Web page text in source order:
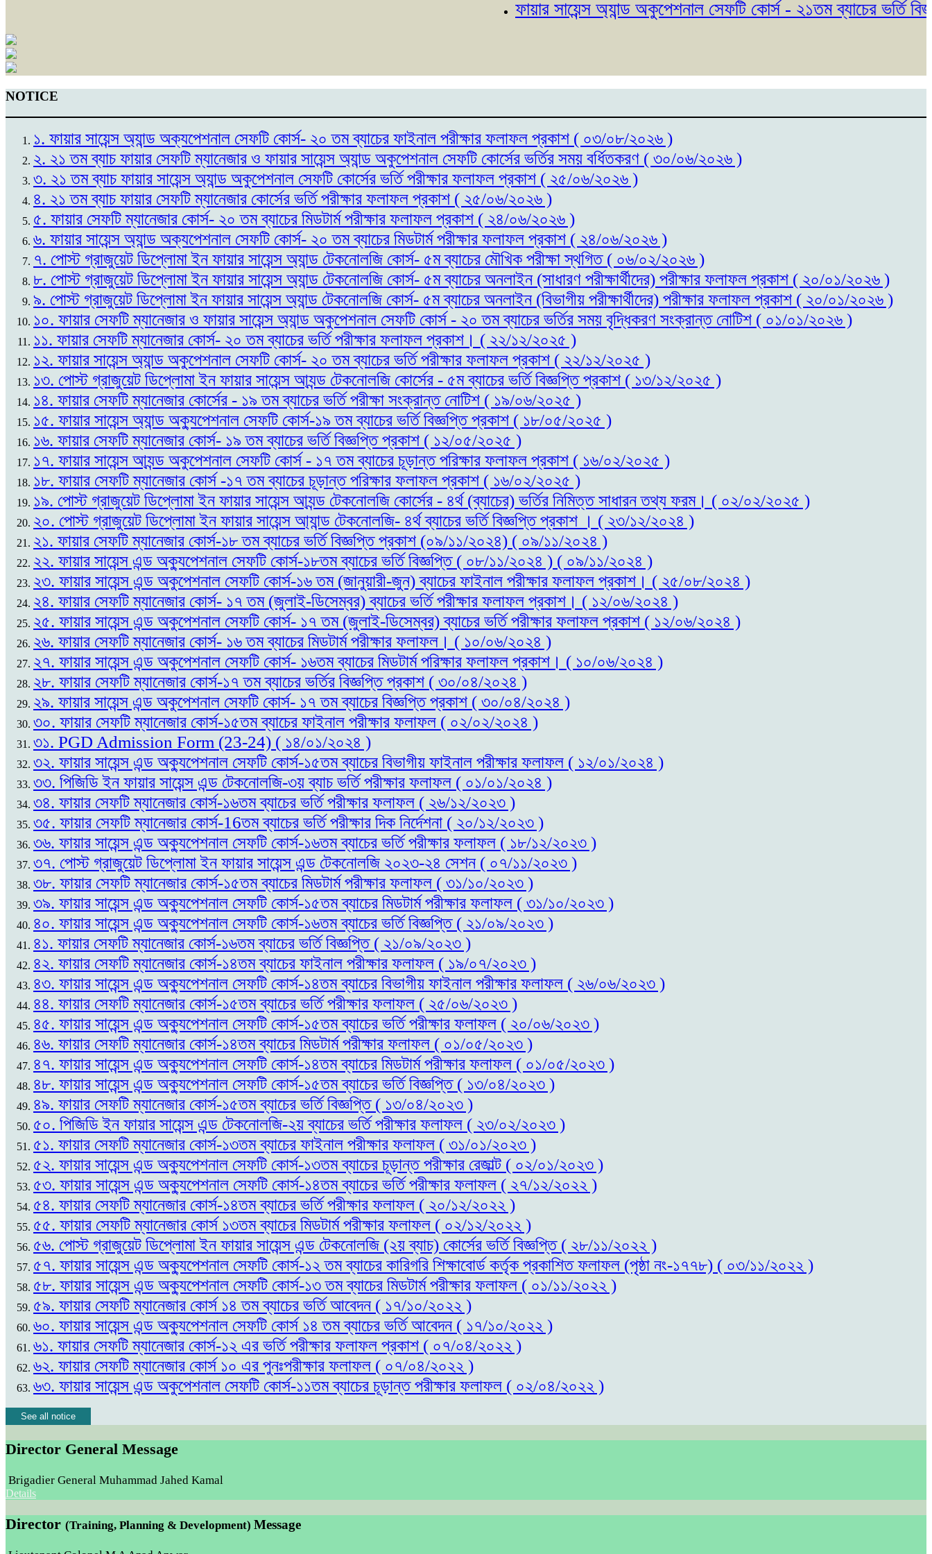
ফায়ার সায়েন্স অ্যান্ড অকুপেশনাল সেফটি কোর্স - ২১তম ব্যাচের ভর্তি
NOTICE
১. ফায়ার সায়েন্স অ্যান্ড অক্যপেশনাল সেফটি কোর্স- ২০ তম ব্যাচের ফাইনাল পরীক্ষার ফলাফল প্রকাশ ( ০৩/০৮/২০২৬ )
২. ২১ তম ব্যাচ ফায়ার সেফটি ম্যানেজার ও ফায়ার সায়েন্স অ্যান্ড অকুপেশনাল সেফটি কোর্সের ভর্তির সময় বর্ধিতকরণ ( ৩০/০৬/২০২৬ )
৩. ২১ তম ব্যাচ ফায়ার সায়েন্স অ্যান্ড অকুপেশনাল সেফটি কোর্সের ভর্তি পরীক্ষার ফলাফল প্রকাশ ( ২৫/০৬/২০২৬ )
৪. ২১ তম ব্যাচ ফায়ার সেফটি ম্যানেজার কোর্সের ভর্তি পরীক্ষার ফলাফল প্রকাশ ( ২৫/০৬/২০২৬ )
৫. ফায়ার সেফটি ম্যানেজার কোর্স- ২০ তম ব্যাচের মিডটার্ম পরীক্ষার ফলাফল প্রকাশ ( ২৪/০৬/২০২৬ )
৬. ফায়ার সায়েন্স অ্যান্ড অক্যপেশনাল সেফটি কোর্স- ২০ তম ব্যাচের মিডটার্ম পরীক্ষার ফলাফল প্রকাশ ( ২৪/০৬/২০২৬ )
৭. পোস্ট গ্রাজুয়েট ডিপ্লোমা ইন ফায়ার সায়েন্স অ্যান্ড টেকনোলজি কোর্স- ৫ম ব্যাচের মৌখিক পরীক্ষা স্থগিত ( ০৬/০২/২০২৬ )
৮. পোস্ট গ্রাজুয়েট ডিপ্লোমা ইন ফায়ার সায়েন্স অ্যান্ড টেকনোলজি কোর্স- ৫ম ব্যাচের অনলাইন (সাধারণ পরীক্ষার্থীদের) পরীক্ষার ফলাফল প্রকাশ ( ২০/০১/২০২৬ )
৯. পোস্ট গ্রাজুয়েট ডিপ্লোমা ইন ফায়ার সায়েন্স অ্যান্ড টেকনোলজি কোর্স- ৫ম ব্যাচের অনলাইন (বিভাগীয় পরীক্ষার্থীদের) পরীক্ষার ফলাফল প্রকাশ ( ২০/০১/২০২৬ )
১০. ফায়ার সেফটি ম্যানেজার ও ফায়ার সায়েন্স অ্যান্ড অকুপেশনাল সেফটি কোর্স - ২০ তম ব্যাচের ভর্তির সময় বৃদ্ধিকরণ সংক্রান্ত নোটিশ ( ০১/০১/২০২৬ )
১১. ফায়ার সেফটি ম্যানেজার কোর্স- ২০ তম ব্যাচের ভর্তি পরীক্ষার ফলাফল প্রকাশ। ( ২২/১২/২০২৫ )
১২. ফায়ার সায়েন্স অ্যান্ড অকুপেশনাল সেফটি কোর্স- ২০ তম ব্যাচের ভর্তি পরীক্ষার ফলাফল প্রকাশ ( ২২/১২/২০২৫ )
১৩. পোস্ট গ্রাজুয়েট ডিপ্লোমা ইন ফায়ার সায়েন্স আ্যন্ড টেকনোলজি কোর্সের - ৫ম ব্যাচের ভর্তি বিজ্ঞপ্তি প্রকাশ ( ১৩/১২/২০২৫ )
১৪. ফায়ার সেফটি ম্যানেজার কোর্সের - ১৯ তম ব্যাচের ভর্তি পরীক্ষা সংক্রান্ত নোটিশ ( ১৯/০৬/২০২৫ )
১৫. ফায়ার সায়েন্স অ্যান্ড অক্যুপেশনাল সেফটি কোর্স-১৯ তম ব্যাচের ভর্তি বিজ্ঞপ্তি প্রকাশ ( ১৮/০৫/২০২৫ )
১৬. ফায়ার সেফটি ম্যানেজার কোর্স- ১৯ তম ব্যাচের ভর্তি বিজ্ঞপ্তি প্রকাশ ( ১২/০৫/২০২৫ )
১৭. ফায়ার সায়েন্স আ্যন্ড অকুপেশনাল সেফটি কোর্স - ১৭ তম ব্যাচের চূড়ান্ত পরিক্ষার ফলাফল প্রকাশ ( ১৬/০২/২০২৫ )
১৮. ফায়ার সেফটি ম্যানেজার কোর্স -১৭ তম ব্যাচের চূড়ান্ত পরিক্ষার ফলাফল প্রকাশ ( ১৬/০২/২০২৫ )
১৯. পোস্ট গ্রাজুয়েট ডিপ্লোমা ইন ফায়ার সায়েন্স আ্যন্ড টেকনোলজি কোর্সের - ৪র্থ (ব্যাচের) ভর্তির নিমিত্ত সাধারন তথ্য ফরম। ( ০২/০২/২০২৫ )
২০. পোস্ট গ্রাজুয়েট ডিপ্লোমা ইন ফায়ার সায়েন্স আ্যান্ড টেকনোলজি- ৪র্থ ব্যাচের ভর্তি বিজ্ঞপ্তি প্রকাশ । ( ২৩/১২/২০২৪ )
২১. ফায়ার সেফটি ম্যানেজার কোর্স-১৮ তম ব্যাচের ভর্তি বিজ্ঞপ্তি প্রকাশ (০৯/১১/২০২৪) ( ০৯/১১/২০২৪ )
২২. ফায়ার সায়েন্স এন্ড অক্যুপেশনাল সেফটি কোর্স-১৮তম ব্যাচের ভর্তি বিজ্ঞপ্তি ( ০৮/১১/২০২৪ ) ( ০৯/১১/২০২৪ )
২৩. ফায়ার সায়েন্স এন্ড অকুপেশনাল সেফটি কোর্স-১৬ তম (জানুয়ারী-জুন) ব্যাচের ফাইনাল পরীক্ষার ফলাফল প্রকাশ। ( ২৫/০৮/২০২৪ )
২৪. ফায়ার সেফটি ম্যানেজার কোর্স- ১৭ তম (জুলাই-ডিসেম্বর) ব্যাচের ভর্তি পরীক্ষার ফলাফল প্রকাশ। ( ১২/০৬/২০২৪ )
২৫. ফায়ার সায়েন্স এন্ড অকুপেশনাল সেফটি কোর্স- ১৭ তম (জুলাই-ডিসেম্বর) ব্যাচের ভর্তি পরীক্ষার ফলাফল প্রকাশ ( ১২/০৬/২০২৪ )
২৬. ফায়ার সেফটি ম্যানেজার কোর্স- ১৬ তম ব্যাচের মিডটার্ম পরীক্ষার ফলাফল। ( ১০/০৬/২০২৪ )
২৭. ফায়ার সায়েন্স এন্ড অকুপেশনাল সেফটি কোর্স- ১৬তম ব্যাচের মিডটার্ম পরিক্ষার ফলাফল প্রকাশ। ( ১০/০৬/২০২৪ )
২৮. ফায়ার সেফটি ম্যানেজার কোর্স-১৭ তম ব্যাচের ভর্তির বিজ্ঞপ্তি প্রকাশ ( ৩০/০৪/২০২৪ )
২৯. ফায়ার সায়েন্স এন্ড অকুপেশনাল সেফটি কোর্স- ১৭ তম ব্যাচের বিজ্ঞপ্তি প্রকাশ ( ৩০/০৪/২০২৪ )
৩০. ফায়ার সেফটি ম্যানেজার কোর্স-১৫তম ব্যাচের ফাইনাল পরীক্ষার ফলাফল ( ০২/০২/২০২৪ )
৩১. PGD Admission Form (23-24) ( ১৪/০১/২০২৪ )
৩২. ফায়ার সায়েন্স এন্ড অক্যুপেশনাল সেফটি কোর্স-১৫তম ব্যাচের বিভাগীয় ফাইনাল পরীক্ষার ফলাফল ( ১২/০১/২০২৪ )
৩৩. পিজিডি ইন ফায়ার সায়েন্স এন্ড টেকনোলজি-৩য় ব্যাচ ভর্তি পরীক্ষার ফলাফল ( ০১/০১/২০২৪ )
৩৪. ফায়ার সেফটি ম্যানেজার কোর্স-১৬তম ব্যাচের ভর্তি পরীক্ষার ফলাফল ( ২৬/১২/২০২৩ )
৩৫. ফায়ার সেফটি ম্যানেজার কোর্স-16তম ব্যাচের ভর্তি পরীক্ষার দিক নির্দেশনা ( ২০/১২/২০২৩ )
৩৬. ফায়ার সায়েন্স এন্ড অক্যুপেশনাল সেফটি কোর্স-১৬তম ব্যাচের ভর্তি পরীক্ষার ফলাফল ( ১৮/১২/২০২৩ )
৩৭. পোস্ট গ্রাজুয়েট ডিপ্লোমা ইন ফায়ার সায়েন্স এন্ড টেকনোলজি ২০২৩-২৪ সেশন ( ০৭/১১/২০২৩ )
৩৮. ফায়ার সেফটি ম্যানেজার কোর্স-১৫তম ব্যাচের মিডটার্ম পরীক্ষার ফলাফল ( ৩১/১০/২০২৩ )
৩৯. ফায়ার সায়েন্স এন্ড অক্যুপেশনাল সেফটি কোর্স-১৫তম ব্যাচের মিডটার্ম পরীক্ষার ফলাফল ( ৩১/১০/২০২৩ )
৪০. ফায়ার সায়েন্স এন্ড অক্যুপেশনাল সেফটি কোর্স-১৬তম ব্যাচের ভর্তি বিজ্ঞপ্তি ( ২১/০৯/২০২৩ )
৪১. ফায়ার সেফটি ম্যানেজার কোর্স-১৬তম ব্যাচের ভর্তি বিজ্ঞপ্তি ( ২১/০৯/২০২৩ )
৪২. ফায়ার সেফটি ম্যানেজার কোর্স-১৪তম ব্যাচের ফাইনাল পরীক্ষার ফলাফল ( ১৯/০৭/২০২৩ )
৪৩. ফায়ার সায়েন্স এন্ড অক্যুপেশনাল সেফটি কোর্স-১৪তম ব্যাচের বিভাগীয় ফাইনাল পরীক্ষার ফলাফল ( ২৬/০৬/২০২৩ )
৪৪. ফায়ার সেফটি ম্যানেজার কোর্স-১৫তম ব্যাচের ভর্তি পরীক্ষার ফলাফল ( ২৫/০৬/২০২৩ )
৪৫. ফায়ার সায়েন্স এন্ড অক্যুপেশনাল সেফটি কোর্স-১৫তম ব্যাচের ভর্তি পরীক্ষার ফলাফল ( ২০/০৬/২০২৩ )
৪৬. ফায়ার সেফটি ম্যানেজার কোর্স-১৪তম ব্যাচের মিডটার্ম পরীক্ষার ফলাফল ( ০১/০৫/২০২৩ )
৪৭. ফায়ার সায়েন্স এন্ড অক্যুপেশনাল সেফটি কোর্স-১৪তম ব্যাচের মিডটার্ম পরীক্ষার ফলাফল ( ০১/০৫/২০২৩ )
৪৮. ফায়ার সায়েন্স এন্ড অক্যুপেশনাল সেফটি কোর্স-১৫তম ব্যাচের ভর্তি বিজ্ঞপ্তি ( ১৩/০৪/২০২৩ )
৪৯. ফায়ার সেফটি ম্যানেজার কোর্স-১৫তম ব্যাচের ভর্তি বিজ্ঞপ্তি ( ১৩/০৪/২০২৩ )
৫০. পিজিডি ইন ফায়ার সায়েন্স এন্ড টেকনোলজি-২য় ব্যাচের ভর্তি পরীক্ষার ফলাফল ( ২৩/০২/২০২৩ )
৫১. ফায়ার সেফটি ম্যানেজার কোর্স-১৩তম ব্যাচের ফাইনাল পরীক্ষার ফলাফল ( ৩১/০১/২০২৩ )
৫২. ফায়ার সায়েন্স এন্ড অক্যুপেশনাল সেফটি কোর্স-১৩তম ব্যাচের চূড়ান্ত পরীক্ষার রেজাল্ট ( ০২/০১/২০২৩ )
৫৩. ফায়ার সায়েন্স এন্ড অক্যুপেশনাল সেফটি কোর্স-১৪তম ব্যাচের ভর্তি পরীক্ষার ফলাফল ( ২৭/১২/২০২২ )
৫৪. ফায়ার সেফটি ম্যানেজার কোর্স-১৪তম ব্যাচের ভর্তি পরীক্ষার ফলাফল ( ২০/১২/২০২২ )
৫৫. ফায়ার সেফটি ম্যানেজার কোর্স ১৩তম ব্যাচের মিডটার্ম পরীক্ষার ফলাফল ( ০২/১২/২০২২ )
৫৬. পোস্ট গ্রাজুয়েট ডিপ্লোমা ইন ফায়ার সায়েন্স এন্ড টেকনোলজি (২য় ব্যাচ) কোর্সের ভর্তি বিজ্ঞপ্তি ( ২৮/১১/২০২২ )
৫৭. ফায়ার সায়েন্স এন্ড অক্যুপেশনাল সেফটি কোর্স-১২ তম ব্যাচের কারিগরি শিক্ষাবোর্ড কর্তৃক প্রকাশিত ফলাফল (পৃষ্ঠা নং-১৭৭৮) ( ০৩/১১/২০২২ )
৫৮. ফায়ার সায়েন্স এন্ড অক্যুপেশনাল সেফটি কোর্স-১৩ তম ব্যাচের মিডটার্ম পরীক্ষার ফলাফল ( ০১/১১/২০২২ )
৫৯. ফায়ার সেফটি ম্যানেজার কোর্স ১৪ তম ব্যাচের ভর্তি আবেদন ( ১৭/১০/২০২২ )
৬০. ফায়ার সায়েন্স এন্ড অক্যুপেশনাল সেফটি কোর্স ১৪ তম ব্যাচের ভর্তি আবেদন ( ১৭/১০/২০২২ )
৬১. ফায়ার সেফটি ম্যানেজার কোর্স-১২ এর ভর্তি পরীক্ষার ফলাফল প্রকাশ ( ০৭/০৪/২০২২ )
৬২. ফায়ার সেফটি ম্যানেজার কোর্স ১০ এর পুনঃপরীক্ষার ফলাফল ( ০৭/০৪/২০২২ )
৬৩. ফায়ার সায়েন্স এন্ড অকুপেশনাল সেফটি কোর্স-১১তম ব্যাচের চূড়ান্ত পরীক্ষার ফলাফল ( ০২/০৪/২০২২ )
See all notice
Director General Message
Brigadier General Muhammad Jahed Kamal
Details
Director (Training, Planning & Development) Message